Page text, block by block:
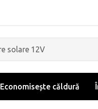
Economisește căldură